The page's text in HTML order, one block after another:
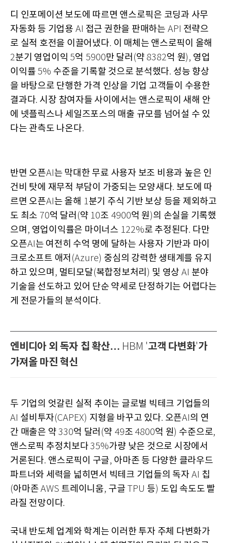
디 인포메이션 보도에 따르면 앤스로픽은 코딩과 사무
자동화 등 기업용 AI 접근 권한을 판매하는 API 전략으
로 실적 호전을 이끌어냈다. 이 매체는 앤스로픽이 올해
2분기 영업이익 5억 5900만 달러 (약 8382억 원), 영업
이익률 5% 수준을 기록할 것으로 분석했다. 성능 향상
을 바탕으로 단행한 가격 인상을 기업 고객들이 수용한
결과다.시장 참여자들 사이에서는 앤스로픽이 새해 안
에 넷플릭스나 세일즈포스의 매출 규모를 넘어설 수 있
다는 관측도 나온다.
반면 오픈AI 는 막대한 무료 사용자 보조 비용과 높은 인
건비 탓에 재무적 부담이 가중되는 모양새다. 보도에 따
르면 오픈AI 는 올해 1분기 주식 기반 보상 등을 제외하고
도 최소 70억 달러 (약 10조 4900억 원 )의 손실을 기록했
으며 , 영업이익률은 마이너스 122%로 추정된다. 다만
오픈AI 는 여전히 수억 명에 달하는 사용자 기반과 마이
크로소프트 애저 (Azure) 중심의 강력한 생태계를 유지
하고 있으며 , 멀티모달(복합정보처리 ) 및 영상 AI 분야
기술을 선도하고 있어 단순 약세로 단정하기는 어렵다는
게 전문가들의 분석이다.
엔비디아 외 독자 칩 확산… HBM '고객 다변화'가
가져올 마진 혁신
두 기업의 엇갈린 실적 추이는 글로벌 빅테크 기업들의
AI 설비투자(CAPEX) 지형을 바꾸고 있다. 오픈AI 의 연
간 매출은 약 330억 달러 (약 49조 4800억 원) 수준으로,
앤스로픽 추정치보다35%가량 낮은 것으로 시장에서
거론된다. 앤스로픽이 구글, 아마존 등 다양한 클라우드
파트너와 세력을 넓히면서 빅테크 기업들의 독자 AI 칩
(아마존 AWS 트레이니움, 구글 TPU 등) 도입 속도도 빨
라질 전망이다.
국내 반도체 업계와 학계는 이러한 투자 주체 다변화가